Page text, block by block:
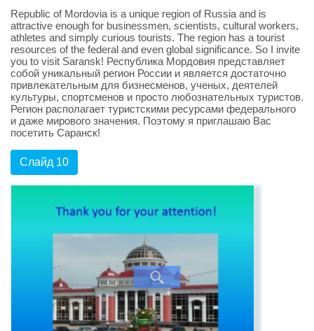
Republic of Mordovia is a unique region of Russia and is
attractive enough for businessmen, scientists, cultural workers,
athletes and simply curious tourists. The region has a tourist
resources of the federal and even global significance. So I invite
you to visit Saransk! Республика Мордовия представляет
собой уникальный регион России и является достаточно
привлекательным для бизнесменов, ученых, деятелей
культуры, спортсменов и просто любознательных туристов.
Регион располагает туристскими ресурсами федерального
и даже мирового значения. Поэтому я приглашаю Вас
посетить Саранск!
Слайд 10